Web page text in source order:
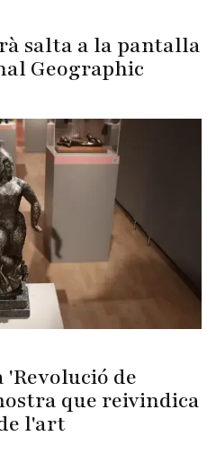
salta a la pantalla
Geographic
de
que reivindica
l'art